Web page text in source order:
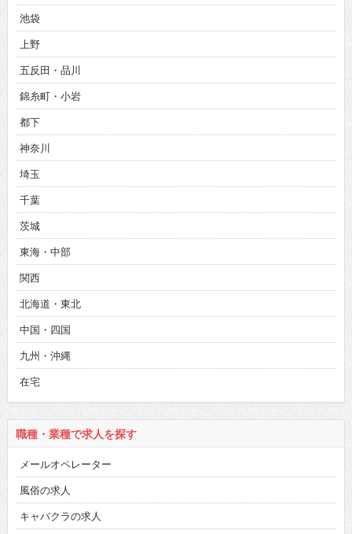
池袋
上野
五反田・品川
錦糸町・小岩
都下
神奈川
埼玉
千葉
茨城
東海・中部
関西
北海道・東北
中国・四国
九州・沖縄
在宅
職種・業種で求人を探す
メールオペレーター
風俗の求人
キャバクラの求人